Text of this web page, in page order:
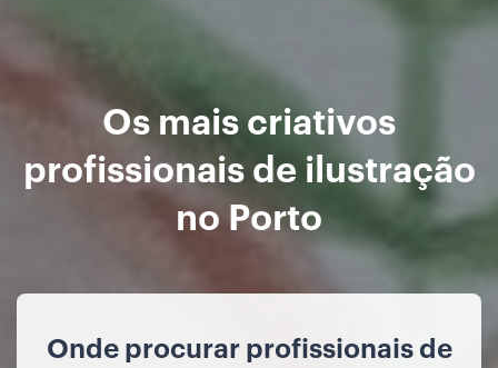
Os mais criativos
profissionais de ilustração
no Porto
Onde procurar profissionais de